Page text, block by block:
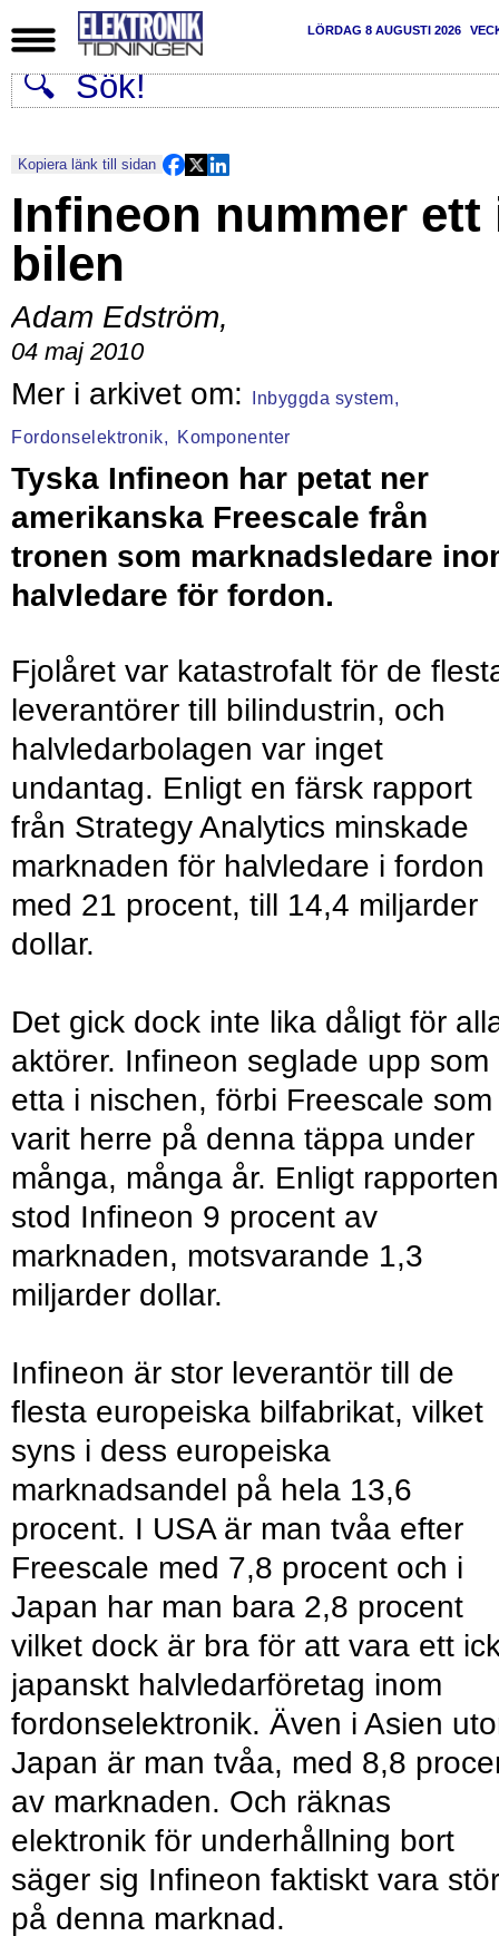
LÖRDAG 8 AUGUSTI 2026
Kopiera länk till sidan
Infineon nummer ett
bilen
Adam Edström,
04 maj 2010
Inbyggda system,
Fordonselektronik, Komponenter
Tyska Infineon har petat ner
amerikanska Freescale från
tronen som marknadsledare
halvledare för fordon.
Fjolåret var katastrofalt för de
leverantörer till bilindustrin, och
halvledarbolagen var inget
undantag. Enligt en färsk rapport
från Strategy Analytics minskade
marknaden för halvledare i fordon
med 21 procent, till 14,4 miljarder
dollar.
Det gick dock inte lika dåligt för
aktörer. Infineon seglade upp som
etta i nischen, förbi Freescale som
varit herre på denna täppa under
många, många år. Enligt rapporten
stod Infineon 9 procent av
marknaden, motsvarande 1,3
miljarder dollar.
Infineon är stor leverantör till de
flesta europeiska bilfabrikat, vilket
syns i dess europeiska
marknadsandel på hela 13,6
procent. I USA är man tvåa efter
Freescale med 7,8 procent och i
Japan har man bara 2,8 procent
vilket dock är bra för att vara ett
japanskt halvledarföretag inom
fordonselektronik. Även i Asien
Japan är man tvåa, med 8,8
av marknaden. Och räknas
elektronik för underhållning bort
säger sig Infineon faktiskt vara
på denna marknad.